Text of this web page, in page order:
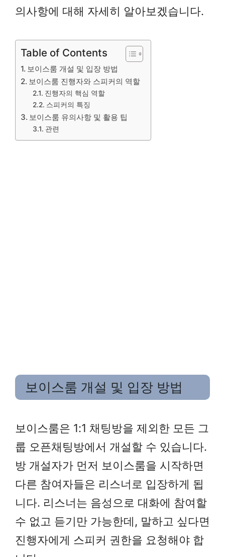
의사항에 대해 자세히 알아보겠습니다.
Table of Contents
보이스룸 개설 및 입장 방법
보이스룸 진행자와 스피커의 역할
진행자의 핵심 역할
스피커의 특징
보이스룸 유의사항 및 활용 팁
관련
보이스룸 개설 및 입장 방법
보이스룸은 1:1 채팅방을 제외한 모든 그
룹 오픈채팅방에서 개설할 수 있습니다.
방 개설자가 먼저 보이스룸을 시작하면
다른 참여자들은 리스너로 입장하게 됩
니다. 리스너는 음성으로 대화에 참여할
수 없고 듣기만 가능한데, 말하고 싶다면
진행자에게 스피커 권한을 요청해야 합